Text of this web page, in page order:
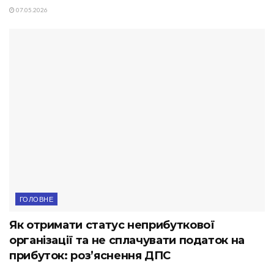
07.05.2026
ГОЛОВНЕ
Як отримати статус неприбуткової
організації та не сплачувати податок на
прибуток: роз’яснення ДПС